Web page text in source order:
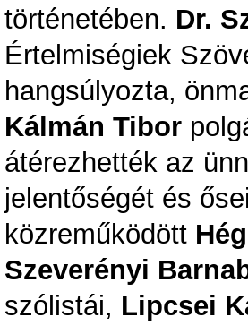
történetében. Dr.
Értelmiségiek
hangsúlyozta,
Kálmán Tibor
átérezhették az
jelentőségét és
közreműködött
Szeverényi
szólistái, Lipcsei